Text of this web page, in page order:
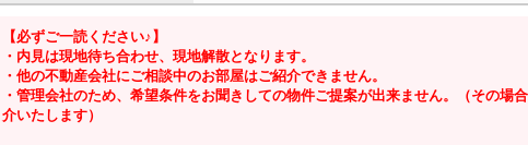
【必ずご一読ください♪】
・内見は現地待ち合わせ、現地解散となります。
・他の不動産会社にご相談中のお部屋はご紹介できません。
・管理会社のため、希望条件をお聞きしての物件ご提案が出来ません。（その場
介いたします）